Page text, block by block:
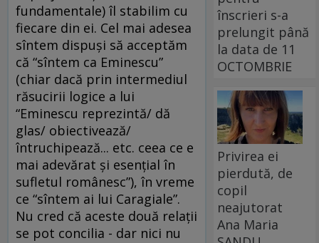
fundamentale) îl stabilim cu
fiecare din ei. Cel mai adesea
sîntem dispuşi să acceptăm
că “sîntem ca Eminescu”
(chiar dacă prin intermediul
răsucirii logice a lui
“Eminescu reprezintă/ dă
glas/ obiectivează/
întruchipează... etc. ceea ce e
mai adevărat şi esenţial în
sufletul românesc”), în vreme
ce “sîntem ai lui Caragiale”.
Nu cred că aceste două relaţii
se pot concilia - dar nici nu
înscrieri s-a
prelungit până
la data de 11
OCTOMBRIE
Privirea ei
pierdută, de
copil
neajutorat
Ana Maria